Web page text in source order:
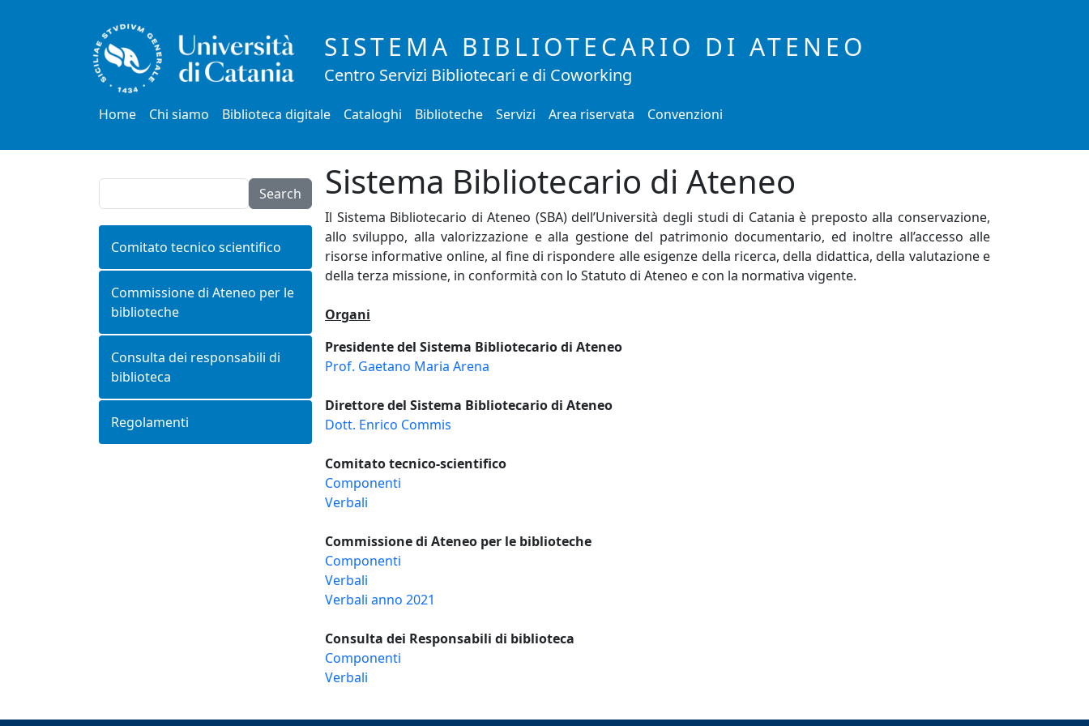
SISTEMA BIBLIOTECARIO DI ATENEO
Centro Servizi Bibliotecari e di Coworking
Main menu
Home Chi siamo Biblioteca digitale Cataloghi Biblioteche Servizi Area riservata Convenzioni
Comitato tecnico scientifico
Commissione di Ateneo per le
biblioteche
Consulta dei responsabili di
biblioteca
Regolamenti
Sistema Bibliotecario di Ateneo
Il Sistema Bibliotecario di Ateneo (SBA) dell’Università degli studi di Catania è preposto alla conservazione,
allo sviluppo, alla valorizzazione e alla gestione del patrimonio documentario, ed inoltre all’accesso alle
risorse informative online, al fine di rispondere alle esigenze della ricerca, della didattica, della valutazione e
della terza missione, in conformità con lo Statuto di Ateneo e con la normativa vigente.
Organi
Presidente del Sistema Bibliotecario di Ateneo
Prof. Gaetano Maria Arena
Direttore del Sistema Bibliotecario di Ateneo
Dott. Enrico Commis
Comitato tecnico-scientifico
Componenti
Verbali
Commissione di Ateneo per le biblioteche
Componenti
Verbali
Verbali anno 2021
Consulta dei Responsabili di biblioteca
Componenti
Verbali